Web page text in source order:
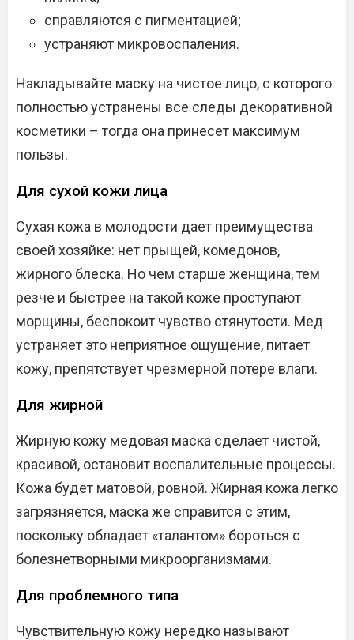
справляются с пигментацией;
устраняют микровоспаления.
Накладывайте маску на чистое лицо, с которого
полностью устранены все следы декоративной
косметики – тогда она принесет максимум
пользы.
Для сухой кожи лица
Сухая кожа в молодости дает преимущества
своей хозяйке: нет прыщей, комедонов,
жирного блеска. Но чем старше женщина, тем
резче и быстрее на такой коже проступают
морщины, беспокоит чувство стянутости. Мед
устраняет это неприятное ощущение, питает
кожу, препятствует чрезмерной потере влаги.
Для жирной
Жирную кожу медовая маска сделает чистой,
красивой, остановит воспалительные процессы.
Кожа будет матовой, ровной. Жирная кожа легко
загрязняется, маска же справится с этим,
поскольку обладает «талантом» бороться с
болезнетворными микроорганизмами.
Для проблемного типа
Чувствительную кожу нередко называют